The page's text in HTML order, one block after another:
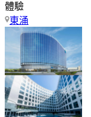
體驗
東涌